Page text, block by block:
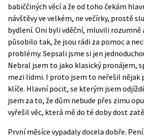
babiččiných věcí a že od toho čekám
návštěvy ve velkém, ne večírky, prostě
bydlení. Oni byli vděční, mluvili rozumně
působilo tak, že jsou rádi za pomoc a
problémy. Sepsali jsme si jen
Nebral jsem to jako klasický pronájem,
mezi lidmi. I proto jsem to neřešil nějak
klíče. Hlavní pocit, se kterým jsem
jsem za to, že dům nebude přes zimu
vyřešil věc, která mě do té doby dost
První měsíce vypadaly docela dobře.